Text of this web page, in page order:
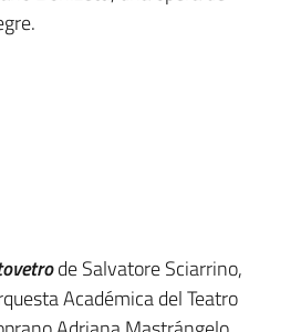
de Salvatore Sciarrino,
Académica del Teatro